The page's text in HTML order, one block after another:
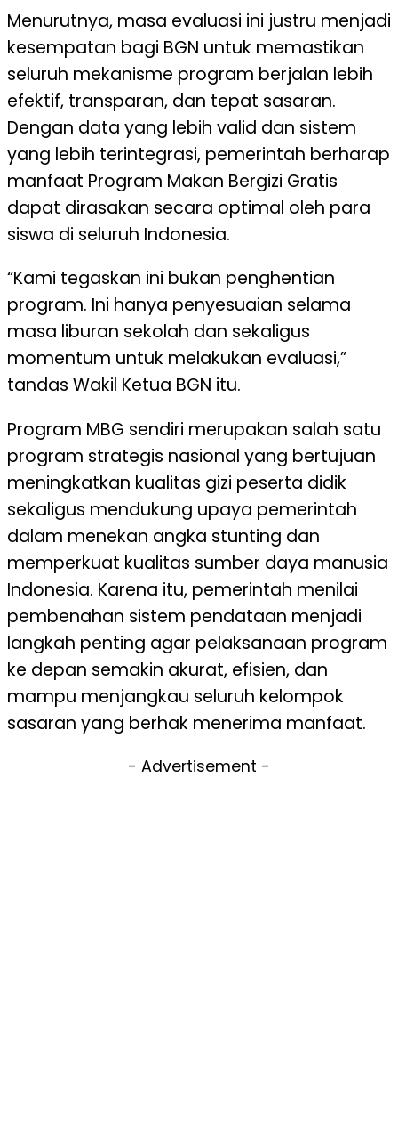
Menurutnya, masa evaluasi ini justru menjadi
kesempatan bagi BGN untuk memastikan
seluruh mekanisme program berjalan lebih
efektif, transparan, dan tepat sasaran.
Dengan data yang lebih valid dan sistem
yang lebih terintegrasi, pemerintah berharap
manfaat Program Makan Bergizi Gratis
dapat dirasakan secara optimal oleh para
siswa di seluruh Indonesia.
“Kami tegaskan ini bukan penghentian
program. Ini hanya penyesuaian selama
masa liburan sekolah dan sekaligus
momentum untuk melakukan evaluasi,”
tandas Wakil Ketua BGN itu.
Program MBG sendiri merupakan salah satu
program strategis nasional yang bertujuan
meningkatkan kualitas gizi peserta didik
sekaligus mendukung upaya pemerintah
dalam menekan angka stunting dan
memperkuat kualitas sumber daya manusia
Indonesia. Karena itu, pemerintah menilai
pembenahan sistem pendataan menjadi
langkah penting agar pelaksanaan program
ke depan semakin akurat, efisien, dan
mampu menjangkau seluruh kelompok
sasaran yang berhak menerima manfaat.
- Advertisement -